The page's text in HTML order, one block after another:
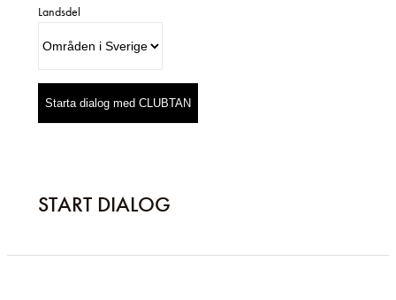
Landsdel
Starta dialog med CLUBTAN
START DIALOG